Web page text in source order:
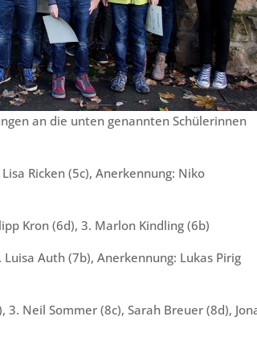
an die unten genannten Schülerinnen
Ricken (5c), Anerkennung: Niko
Kron (6d), 3. Marlon Kindling (6b)
Auth (7b), Anerkennung: Lukas Pirig
3. Neil Sommer (8c), Sarah Breuer (8d),